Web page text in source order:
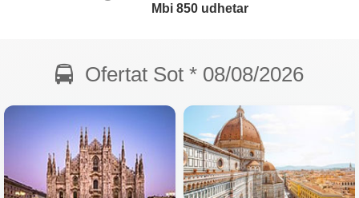
Mbi 850 udhetar
Ofertat Sot * 08/08/2026